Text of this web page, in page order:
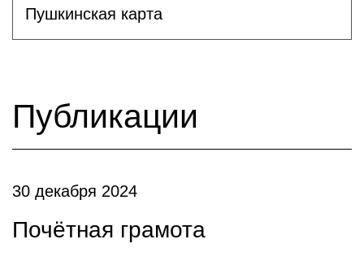
Пушкинская карта
Публикации
30 декабря 2024
Почётная грамота